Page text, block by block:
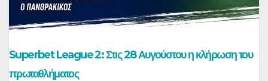
Superbet League 2: Στις 28 Αυγούστου η κλήρωση του
πρωταθλήματος